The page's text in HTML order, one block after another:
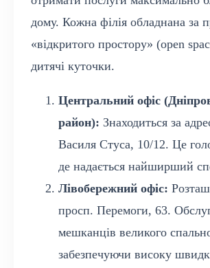
дому. Кожна філія обладнана за
«відкритого простору» (open
дитячі куточки.
Центральний офіс
район): Знаходиться за
Василя Стуса, 10/12. Це
де надається найширший
Лівобережний офіс:
просп. Перемоги, 63.
мешканців великого
забезпечуючи високу